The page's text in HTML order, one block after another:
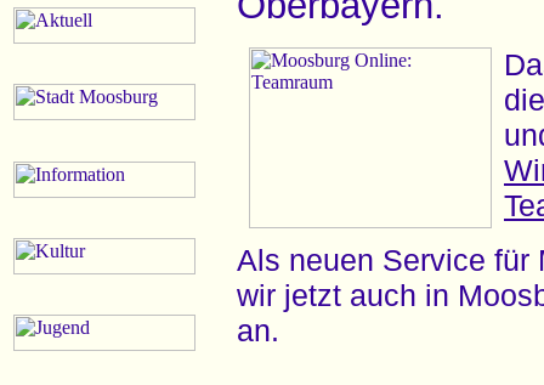
Als neuen Service für
wir jetzt auch in
an.